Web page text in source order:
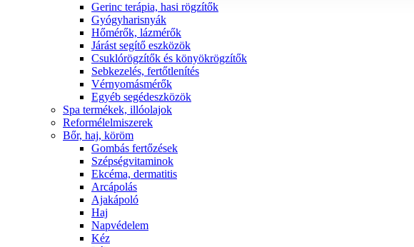
Gerinc terápia, hasi rögzítők
Gyógyharisnyák
Hőmérők, lázmérők
Járást segítő eszközök
Csuklórögzítők és könyökrögzítők
Sebkezelés, fertőtlenítés
Vérnyomásmérők
Egyéb segédeszközök
Spa termékek, illóolajok
Reformélelmiszerek
Bőr, haj, köröm
Gombás fertőzések
Szépségvitaminok
Ekcéma, dermatitis
Arcápolás
Ajakápoló
Haj
Napvédelem
Kéz